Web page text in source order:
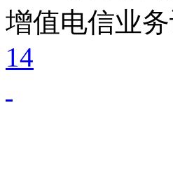
增值电信业务
14